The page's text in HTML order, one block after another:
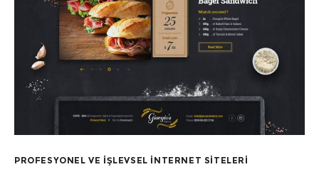
PROFESYONEL VE İŞLEVSEL İNTERNET SITELERI